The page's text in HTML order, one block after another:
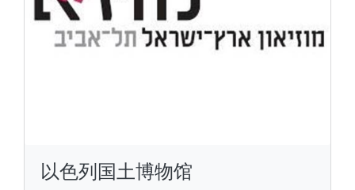
以色列国土博物馆